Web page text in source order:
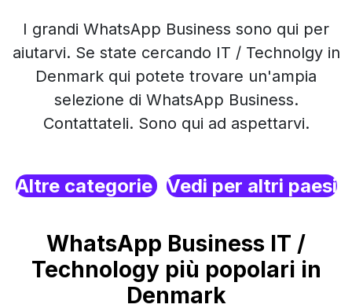
I grandi WhatsApp Business sono qui per
aiutarvi. Se state cercando IT / Technolgy in
Denmark qui potete trovare un'ampia
selezione di WhatsApp Business.
Contattateli. Sono qui ad aspettarvi.
Altre categorie Vedi per altri paesi
WhatsApp Business IT /
Technology più popolari in
Denmark